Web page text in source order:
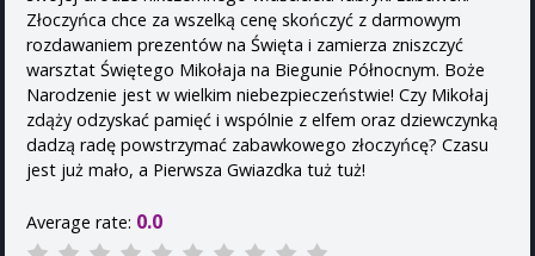
Złoczyńca chce za wszelką cenę skończyć z darmowym
rozdawaniem prezentów na Święta i zamierza zniszczyć
warsztat Świętego Mikołaja na Biegunie Północnym. Boże
Narodzenie jest w wielkim niebezpieczeństwie! Czy Mikołaj
zdąży odzyskać pamięć i wspólnie z elfem oraz dziewczynką
dadzą radę powstrzymać zabawkowego złoczyńcę? Czasu
jest już mało, a Pierwsza Gwiazdka tuż tuż!
Average rate: 0.0